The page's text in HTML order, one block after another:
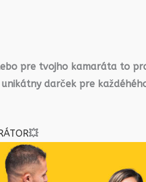
pre tvojho kamaráta to
darček pre
💥